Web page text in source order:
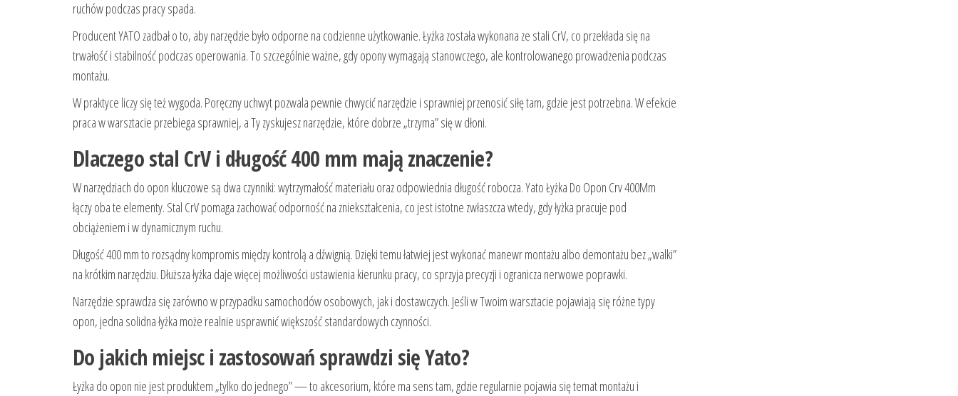
ruchów podczas pracy spada.
Producent YATO zadbał o to, aby narzędzie było odporne na codzienne użytkowanie. Łyżka została wykonana ze stali CrV, co przekłada się na
trwałość i stabilność podczas operowania. To szczególnie ważne, gdy opony wymagają stanowczego, ale kontrolowanego prowadzenia podczas
montażu.
W praktyce liczy się też wygoda. Poręczny uchwyt pozwala pewnie chwycić narzędzie i sprawniej przenosić siłę tam, gdzie jest potrzebna. W efekcie
praca w warsztacie przebiega sprawniej, a Ty zyskujesz narzędzie, które dobrze „trzyma” się w dłoni.
Dlaczego stal CrV i długość 400 mm mają znaczenie?
W narzędziach do opon kluczowe są dwa czynniki: wytrzymałość materiału oraz odpowiednia długość robocza. Yato Łyżka Do Opon Crv 400Mm
łączy oba te elementy. Stal CrV pomaga zachować odporność na zniekształcenia, co jest istotne zwłaszcza wtedy, gdy łyżka pracuje pod
obciążeniem i w dynamicznym ruchu.
Długość 400 mm to rozsądny kompromis między kontrolą a dźwignią. Dzięki temu łatwiej jest wykonać manewr montażu albo demontażu bez „walki”
na krótkim narzędziu. Dłuższa łyżka daje więcej możliwości ustawienia kierunku pracy, co sprzyja precyzji i ogranicza nerwowe poprawki.
Narzędzie sprawdza się zarówno w przypadku samochodów osobowych, jak i dostawczych. Jeśli w Twoim warsztacie pojawiają się różne typy
opon, jedna solidna łyżka może realnie usprawnić większość standardowych czynności.
Do jakich miejsc i zastosowań sprawdzi się Yato?
Łyżka do opon nie jest produktem „tylko do jednego” — to akcesorium, które ma sens tam, gdzie regularnie pojawia się temat montażu i